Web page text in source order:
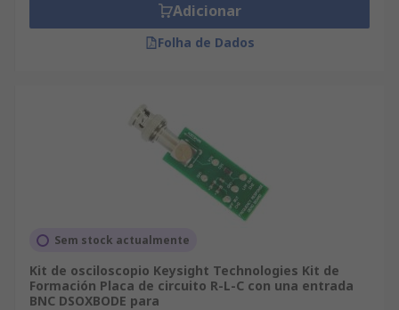
Adicionar
Folha de Dados
Sem stock actualmente
Kit de osciloscopio Keysight Technologies Kit de
Formación Placa de circuito R-L-C con una entrada
BNC DSOXBODE para